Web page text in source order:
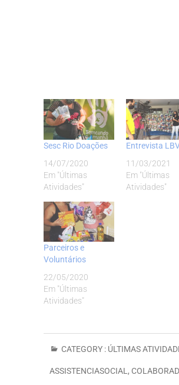
Sesc Rio Doações
14/07/2020
Em "Últimas
Atividades"
Entrevista
11/03/2021
Em "Últimas
Atividades"
Parceiros e
Voluntários
22/05/2020
Em "Últimas
Atividades"
CATEGORY : ÚLTIMAS
ASSISTENCIASOCIAL ,